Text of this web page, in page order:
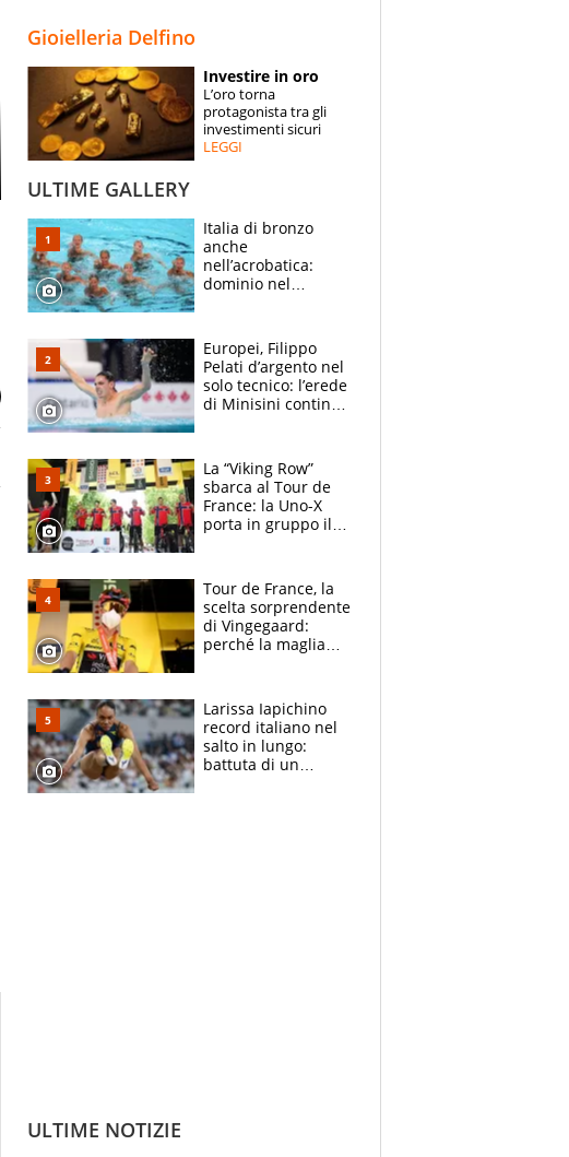
ESPERTI
CONTATTI
Gioielleria Delfino
Investire in oro
L’oro torna
protagonista tra gli
investimenti sicuri
LEGGI
ULTIME GALLERY
Italia di bronzo
anche
nell’acrobatica:
dominio nel
e compagni
continuare
Europei, Filippo
Pelati d’argento nel
solo tecnico: l’erede
di Minisini continua
mirino
La “Viking Row”
sbarca al Tour de
France: la Uno-X
porta in gruppo il
compagni
Tour de France, la
scelta sorprendente
di Vingegaard:
perché la maglia
rischio da evitare
Larissa Iapichino
record italiano nel
salto in lungo:
battuta di un
ULTIME NOTIZIE